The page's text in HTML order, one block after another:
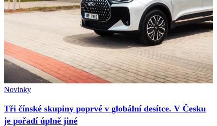
Novinky
Tři čínské skupiny poprvé v globální desítce. V Česku
je pořadí úplně jiné